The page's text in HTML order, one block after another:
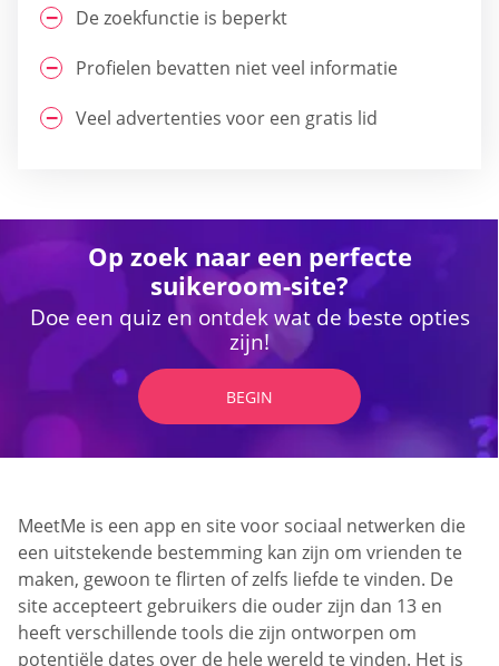
De zoekfunctie is beperkt
Profielen bevatten niet veel informatie
Veel advertenties voor een gratis lid
Op zoek naar een perfecte
suikeroom-site?
Doe een quiz en ontdek wat de beste opties
zijn!
BEGIN
MeetMe is een app en site voor sociaal netwerken die
een uitstekende bestemming kan zijn om vrienden te
maken, gewoon te flirten of zelfs liefde te vinden. De
site accepteert gebruikers die ouder zijn dan 13 en
heeft verschillende tools die zijn ontworpen om
potentiële dates over de hele wereld te vinden. Het is